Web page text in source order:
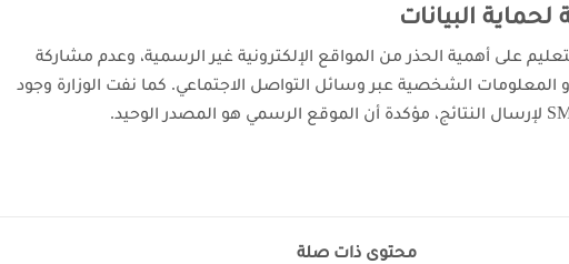
البيانات
على أهمية الحذر من المواقع الإلكترونية غير الرسمية، وعدم مشاركة
المعلومات الشخصية عبر وسائل التواصل الاجتماعي. كما نفت الوزارة وجود
محتوى ذات صلة